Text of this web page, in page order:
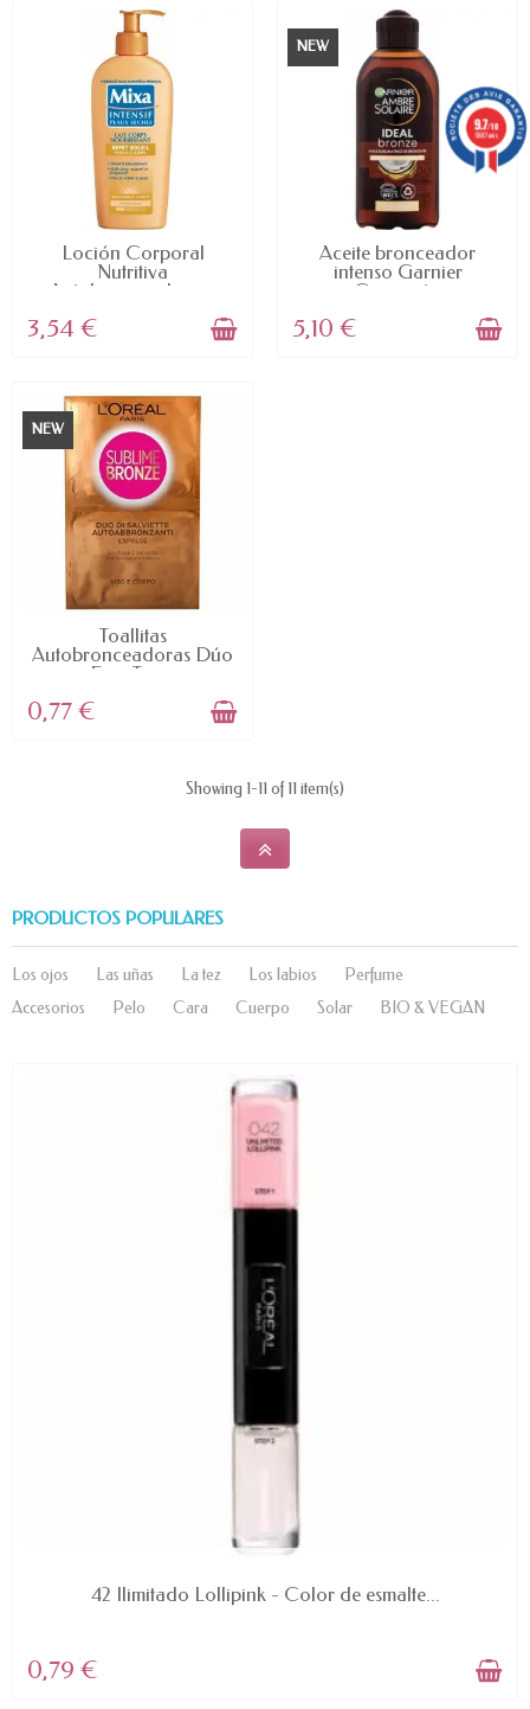
AVAILABLE
Loción Corporal
Nutritiva
Autobronceadora...
3,54 €
NEW
AVAILABLE
Aceite bronceador
intenso Garnier
Coconut...
5,10 €
NEW
AVAILABLE
Toallitas
Autobronceadoras Dúo
Easy Tan...
0,77 €
Showing 1-11 of 11 item(s)
PRODUCTOS POPULARES
Los ojos Las uñas La tez Los labios
Perfume
Accesorios
Pelo Cara Cuerpo Solar BIO & VEGAN
42 Ilimitado Lollipink - Color de esmalte...
0,79 €
9.7/10
5887 avis